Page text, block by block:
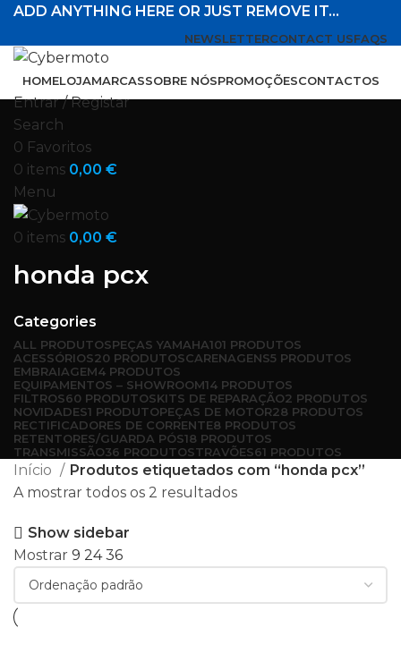
ADD ANYTHING HERE OR JUST REMOVE IT…
NEWSLETTERCONTACT USFAQS
HOMELOJAMARCASSOBRE NÓSPROMOÇÕESCONTACTOS
Entrar / Registar
Search
0 Favoritos
0 items 0,00 €
Menu
0 items 0,00 €
honda pcx
Categories
ALL PRODUTOSPEÇAS YAMAHA101 PRODUTOS
ACESSÓRIOS20 PRODUTOSCARENAGENS5 PRODUTOS
EMBRAIAGEM4 PRODUTOS
EQUIPAMENTOS – SHOWROOM14 PRODUTOS
FILTROS60 PRODUTOSKITS DE REPARAÇÃO2 PRODUTOS
NOVIDADES1 PRODUTOPEÇAS DE MOTOR28 PRODUTOS
RECTIFICADORES DE CORRENTE8 PRODUTOS
RETENTORES/GUARDA PÓS18 PRODUTOS
TRANSMISSÃO36 PRODUTOSTRAVÕES61 PRODUTOS
Início
Produtos etiquetados com “honda pcx”
A mostrar todos os 2 resultados
Show sidebar
Mostrar 9 2436